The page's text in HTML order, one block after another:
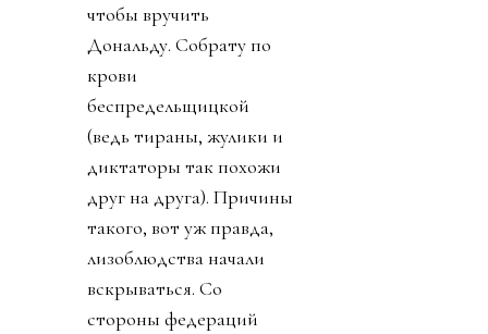
чтобы вручить
Дональду. Собрату по
крови
беспредельщицкой
(ведь тираны, жулики и
диктаторы так похожи
друг на друга). Причины
такого, вот уж правда,
лизоблюдства начали
вскрываться. Со
стороны федераций